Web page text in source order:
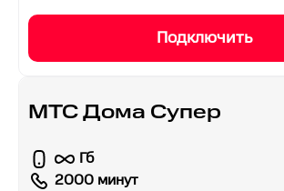
Подключить
МТС Дома Супер
Гб
2000 минут